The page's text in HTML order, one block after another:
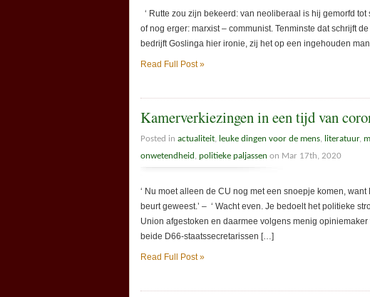
‘ Rutte zou zijn bekeerd: van neoliberaal is hij gemorfd
of nog erger: marxist – communist. Tenminste dat schrijft
bedrijft Goslinga hier ironie, zij het op een ingehouden
Read Full Post »
Kamerverkiezingen in een tijd van
Posted in actualiteit leuke dingen voor de mens literatuur,
onwetendheid
politieke paljassen on Mar 17th, 2020
‘ Nu moet alleen de CU nog met een snoepje komen,
beurt geweest.’ – ‘ Wacht even. Je bedoelt het politieke
Union afgestoken en daarmee volgens menig
beide D66-staatssecretarissen […]
Read Full Post »